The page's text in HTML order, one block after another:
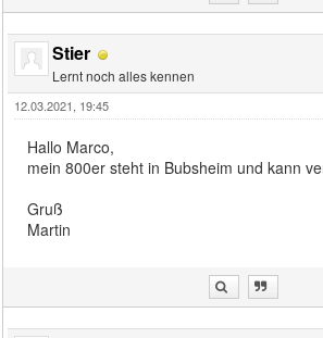
Stier
Lernt noch alles kennen
12.03.2021, 19:45
Hallo Marco,
mein 800er steht in Bubsheim und kann
Gruß
Martin